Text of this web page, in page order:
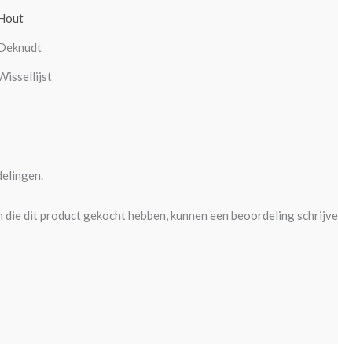
die dit product gekocht hebben, kunnen een beoordeling